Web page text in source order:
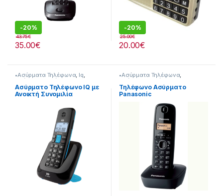
-20%
35.00€
43.75€
-20%
20.00€
25.00€
•Ασύρματα Τηλέφωνα, Iq
Ασύρματα Τηλέφωνα
Τηλεφωνία
Ασύρματο Τηλέφωνο IQ με
Ανοικτή Συνομιλία
•Ασύρματα Τηλέφωνα,
Ασύρματα Τηλέφωνα
Τηλεφωνία
Τηλέφωνο Ασύρματο
Panasonic
[221167056]